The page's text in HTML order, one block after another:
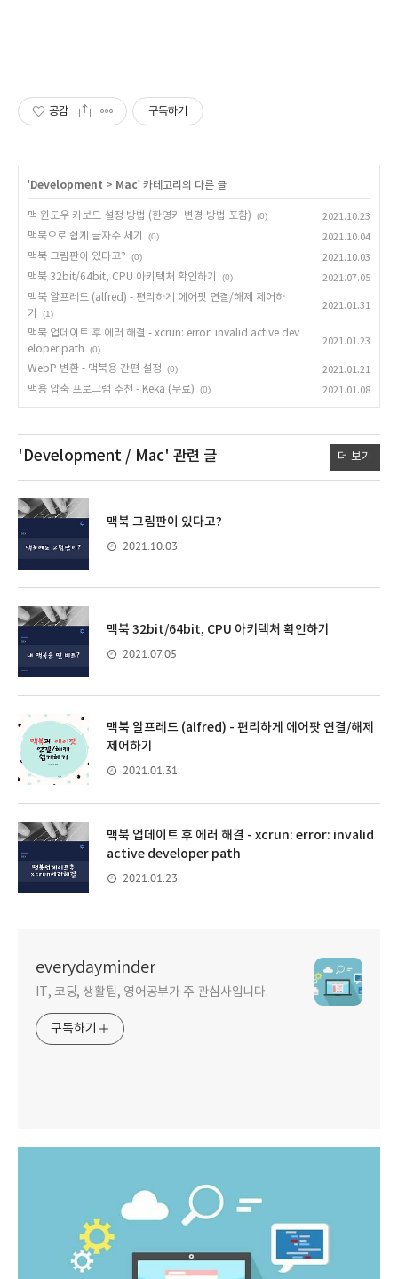
공감 구독하기
' Development > Mac' 카테고리의 다른 글
맥 윈도우 키보드 설정 방법 (한영키 변경 방법 포함) (0)
2021.10.23
맥북으로 쉽게 글자수 세기
(0)
2021.10.04
맥북 그림판이 있다고?
(0)
2021.10.03
맥북 32bit/64bit, CPU 아키텍처 확인하기
(0)
2021.07.05
맥북 알프레드 (alfred) - 편리하게 에어팟 연결/해제 제어하
기
(1)
2021.01.31
맥북 업데이트 후 에러 해결 - xcrun: error: invalid active dev
eloper path
(0)
2021.01.23
WebP 변환 - 맥북용 간편 설정 (0)
2021.01.21
맥용 압축 프로그램 추천 - Keka (무료)
(0) 2021.01.08
'Development / Mac' 관련 글 더 보기
맥북 그림판이 있다고?
2021.10.03
맥북 32bit/64bit, CPU 아키텍처 확인하기
2021.07.05
맥북 알프레드 (alfred) - 편리하게 에어팟 연결/해제
제어하기
2021.01.31
맥북 업데이트 후 에러 해결 - xcrun: error: invalid
active developer path
2021.01.23
everydayminder
IT, 코딩, 생활팁, 영어공부가 주 관심사입니다.
구독하기